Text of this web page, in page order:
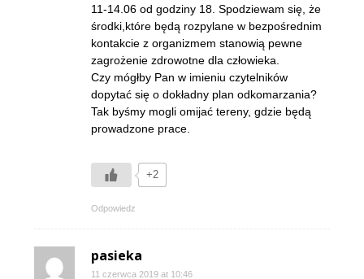
11-14.06 od godziny 18. Spodziewam się, że
środki,które będą rozpylane w bezpośrednim
kontakcie z organizmem stanowią pewne
zagrożenie zdrowotne dla człowieka.
Czy mógłby Pan w imieniu czytelników
dopytać się o dokładny plan odkomarzania?
Tak byśmy mogli omijać tereny, gdzie będą
prowadzone prace.
+2
Odpowiedz
pasieka
11 czerwca 2019 at 10:46